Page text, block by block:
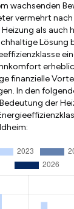
wachsenden
vermehrt
als auch
Lösung
finanzielle
In den
der